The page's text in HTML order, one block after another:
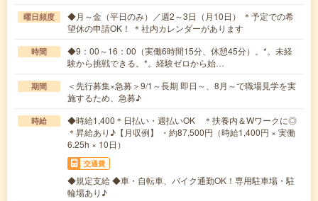
曜日頻度
◆月～金（平日のみ）／週2～3日（月10日） ＊予定での希
望休の申請OK！ ＊社内カレンダーがあります
時間
◆9：00～16：00（実働6時間15分、休憩45分）。*。未経
験から挑戦できる。*。経験ゼロから始…
期間
＜先行募集×急募＞9/1～長期 即日～、8月～で職場見学を実
施するため、急募♪
時給
◆時給1,400＊日払い・週払いOK ＊扶養内＆Wワークに◎
＊昇給あり♪【月収例】 ・約87,500円（時給1,400円 × 実働
6.25h × 10日）
交通費
◆規定支給 ◆車・自転車、バイク通勤OK！専用駐車場・駐
輪場あり♪